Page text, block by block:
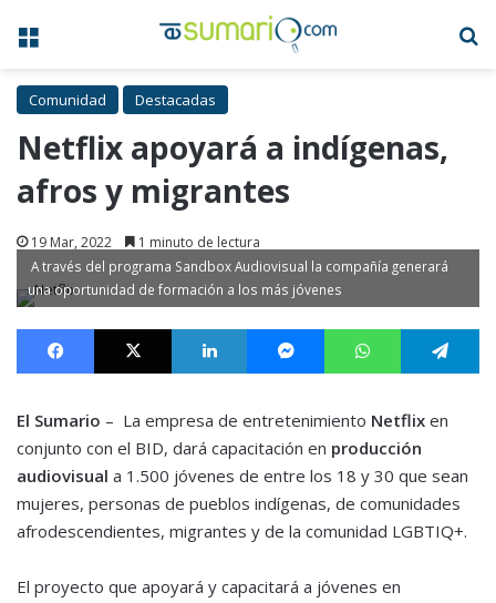
Menú
Comunidad Destacadas
Netflix apoyará a indígenas,
afros y migrantes
19 Mar, 2022 1 minuto de lectura
A través del programa Sandbox Audiovisual la compañía generará
una oportunidad de formación a los más jóvenes
Facebook X LinkedIn MessengerWhatsApp
El Sumario – La empresa de entretenimiento Netflix en
conjunto con el BID, dará capacitación en producción
audiovisual a 1.500 jóvenes de entre los 18 y 30 que sean
mujeres, personas de pueblos indígenas, de comunidades
afrodescendientes, migrantes y de la comunidad LGBTIQ+.
El proyecto que apoyará y capacitará a jóvenes en